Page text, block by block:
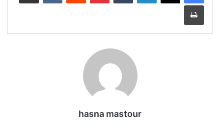
طباعة
hasna mastour